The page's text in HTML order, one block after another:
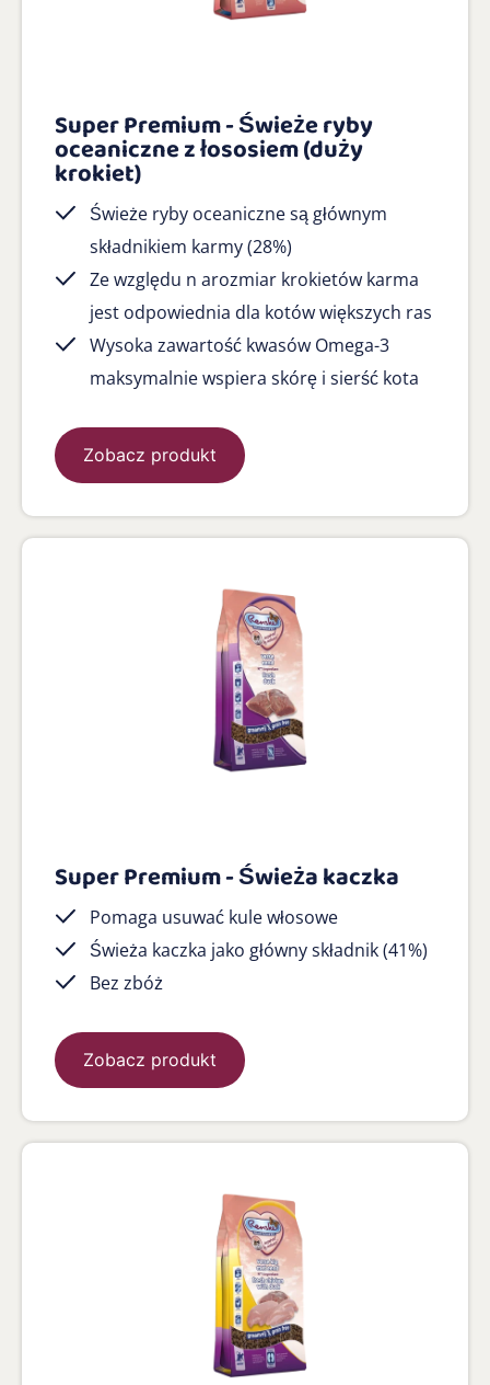
Super Premium - Świeże ryby
oceaniczne z łososiem (duży
krokiet)
Świeże ryby oceaniczne są głównym
składnikiem karmy (28%)
Ze względu n arozmiar krokietów karma
jest odpowiednia dla kotów większych ras
Wysoka zawartość kwasów Omega-3
maksymalnie wspiera skórę i sierść kota
Zobacz produkt
Super Premium - Świeża kaczka
Pomaga usuwać kule włosowe
Świeża kaczka jako główny składnik (41%)
Bez zbóż
Zobacz produkt